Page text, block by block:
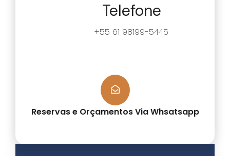
F T Y P L
Telefone
+55 61 98199-5445
Reservas e Orçamentos Via Whsatsapp